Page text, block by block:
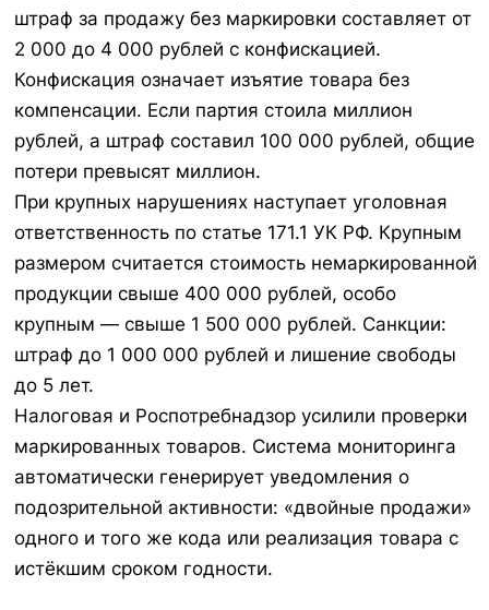
штраф за продажу без маркировки составляет от
2 000 до 4 000 рублей с конфискацией.
Конфискация означает изъятие товара без
компенсации. Если партия стоила миллион
рублей, а штраф составил 100 000 рублей, общие
потери превысят миллион.
При крупных нарушениях наступает уголовная
ответственность по статье 171.1 УК РФ. Крупным
размером считается стоимость немаркированной
продукции свыше 400 000 рублей, особо
крупным — свыше 1 500 000 рублей. Санкции:
штраф до 1 000 000 рублей и лишение свободы
до 5 лет.
Налоговая и Роспотребнадзор усилили проверки
маркированных товаров. Система мониторинга
автоматически генерирует уведомления о
подозрительной активности: «двойные продажи»
одного и того же кода или реализация товара с
истёкшим сроком годности.